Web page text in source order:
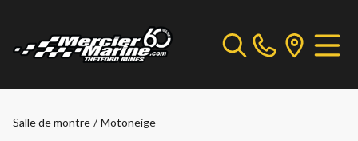
Salle de montre / Motoneige